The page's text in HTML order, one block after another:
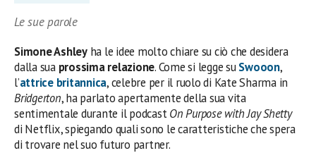
Le sue parole
Simone Ashleyha le idee molto chiare su ciò che desidera
dalla sua prossima relazione. Come si legge suSwooon,
l’attrice britannica, celebre per il ruolo di Kate Sharma in
Bridgerton, ha parlato apertamente della sua vita
sentimentale durante il podcastOn Purpose with Jay Shetty
di Netflix, spiegando quali sono le caratteristiche che spera
di trovare nel suo futuro partner.